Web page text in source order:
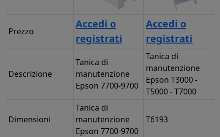
Prezzo
Accedi o
registrati
Accedi o
registrati
Descrizione
Tanica di
manutenzione
Epson 7700-9700
Tanica di
manutenzione
Epson T3000 -
T5000 - T7000
Dimensioni
Tanica di
manutenzione
Epson 7700-9700
T6193